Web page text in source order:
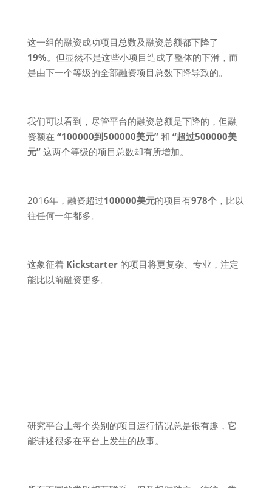
这一组的融资成功项目总数及融资总额都下降了
19%。但显然不是这些小项目造成了整体的下滑，而
是由下一个等级的全部融资项目总数下降导致的。
我们可以看到，尽管平台的融资总额是下降的，但融
资额在 “100000到500000美元” 和 “超过500000美
元” 这两个等级的项目总数却有所增加。
2016年，融资超过100000美元的项目有978个，比以
往任何一年都多。
这象征着 Kickstarter的项目将更复杂、专业，注定
能比以前融资更多。
研究平台上每个类别的项目运行情况总是很有趣，它
能讲述很多在平台上发生的故事。